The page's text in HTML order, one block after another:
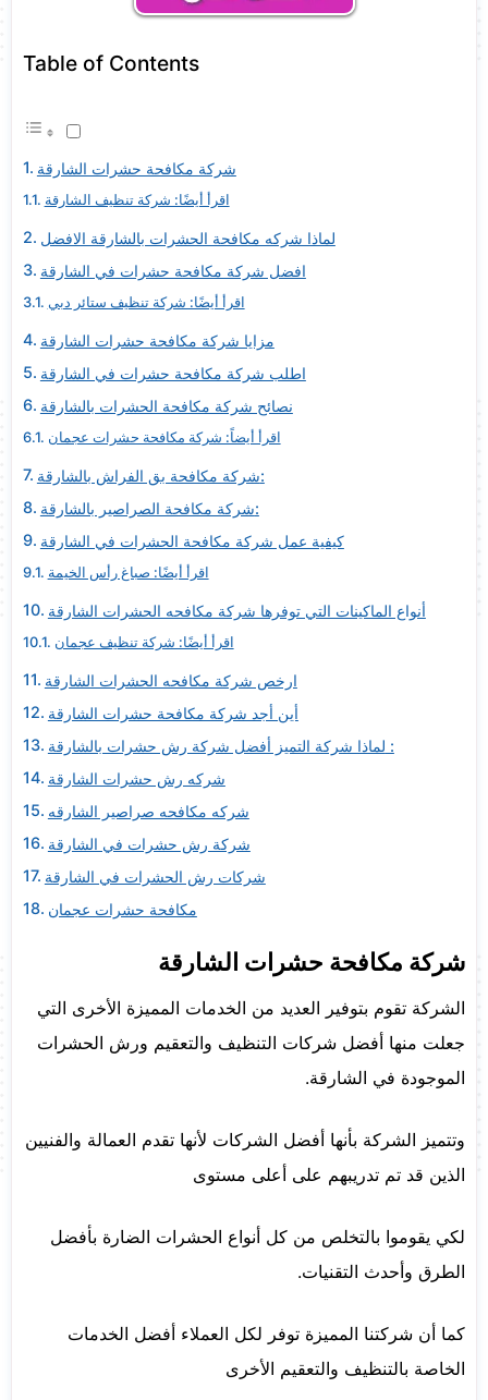
Table of Contents
شركة مكافحة حشرات الشارقة
اقرأ أيضًا: شركة تنظيف الشارقة
لماذا شركه مكافحة الحشرات بالشارقة الافضل
افضل شركة مكافحة حشرات في الشارقة
اقرأ أيضًا: شركة تنظيف ستائر دبي
مزايا شركة مكافحة حشرات الشارقة
اطلب شركة مكافحة حشرات في الشارقة
نصائح شركة مكافحة الحشرات بالشارقة
اقرأ أيضاً: شركة مكافحة حشرات عجمان
شركة مكافحة بق الفراش بالشارقة:
شركة مكافحة الصراصير بالشارقة:
كيفية عمل شركة مكافحة الحشرات في الشارقة
اقرأ أيضًا: صباغ رأس الخيمة
أنواع الماكينات التي توفرها شركة مكافحه الحشرات الشارقة
اقرأ أيضًا: شركة تنظيف عجمان
ارخص شركة مكافحه الحشرات الشارقة
أين أجد شركة مكافحة حشرات الشارقة
لماذا شركة التميز أفضل شركة رش حشرات بالشارقة :
شركه رش حشرات الشارقة
شركه مكافحه صراصير الشارقه
شركة رش حشرات في الشارقة
شركات رش الحشرات في الشارقة
مكافحة حشرات عجمان
شركة مكافحة حشرات الشارقة
الشركة تقوم بتوفير العديد من الخدمات المميزة الأخرى التي
جعلت منها أفضل شركات التنظيف والتعقيم ورش الحشرات
الموجودة في الشارقة.
وتتميز الشركة بأنها أفضل الشركات لأنها تقدم العمالة والفنيين
الذين قد تم تدريبهم على أعلى مستوى
لكي يقوموا بالتخلص من كل أنواع الحشرات الضارة بأفضل
الطرق وأحدث التقنيات.
كما أن شركتنا المميزة توفر لكل العملاء أفضل الخدمات
الخاصة بالتنظيف والتعقيم الأخرى